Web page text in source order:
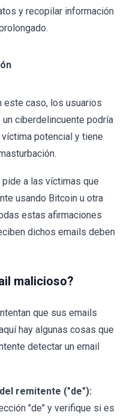
y recopilar información
este caso, los usuarios
ciberdelincuente podría
potencial y tiene
a las víctimas que
usando Bitcoin u otra
estas afirmaciones
dichos emails deben
malicioso?
que sus emails
hay algunas cosas que
detectar un email
remitente ("de"):
"de" y verifique si es